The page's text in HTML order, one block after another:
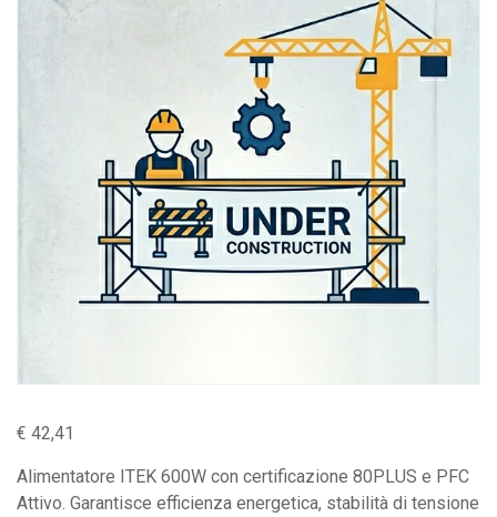
€ 42,41
Alimentatore ITEK 600W con certificazione 80PLUS e PFC
Attivo. Garantisce efficienza energetica, stabilità di tensione